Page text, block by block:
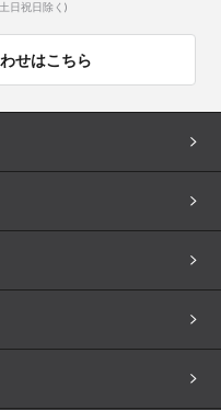
日祝日除く)
せはこちら